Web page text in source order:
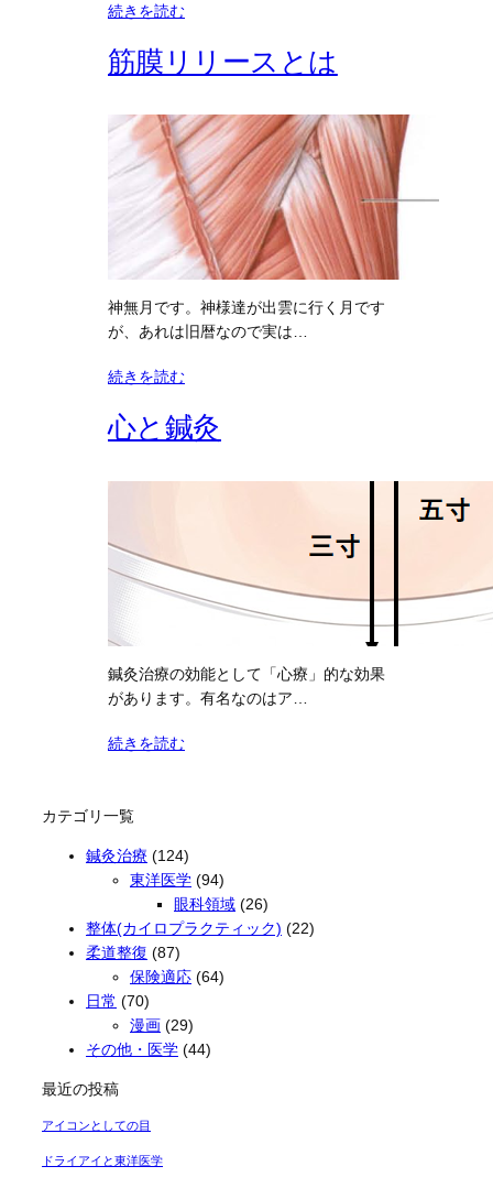
続きを読む
筋膜リリースとは
神無月です。神様達が出雲に行く月です
が、あれは旧暦なので実は…
続きを読む
心と鍼灸
鍼灸治療の効能として「心療」的な効果
があります。有名なのはア…
続きを読む
カテゴリ一覧
鍼灸治療 (124)
東洋医学 (94)
眼科領域 (26)
整体(カイロプラクティック) (22)
柔道整復 (87)
保険適応 (64)
日常 (70)
漫画 (29)
その他・医学 (44)
最近の投稿
アイコンとしての目
ドライアイと東洋医学